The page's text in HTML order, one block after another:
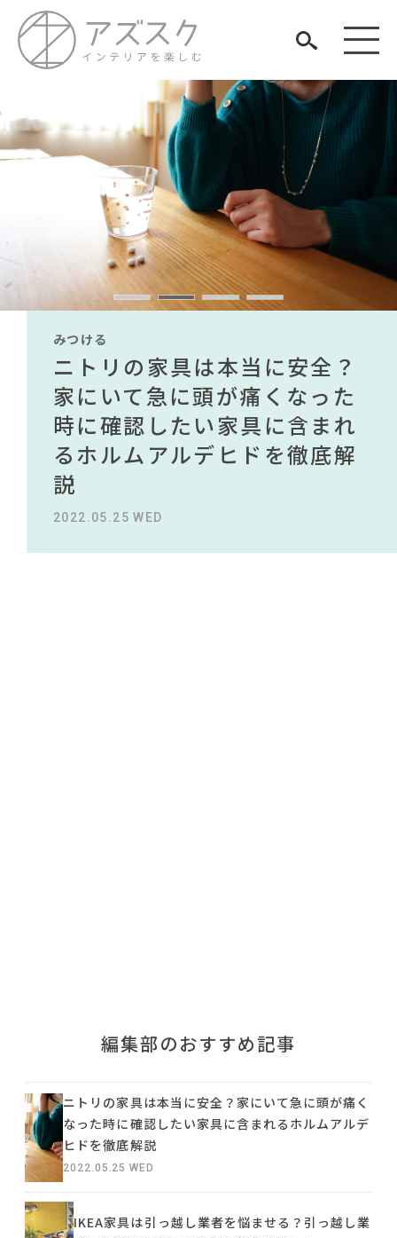
TAG LIST
#おすすめ#無印良品#大川家具
#大塚家具 #KEYUCA
#関家具#ACTUS
#MoMA#インテリアコーディネート#テーブル
#材木屋のおやじとせがれ#unico#良品計画 #一枚板
#ニトリ#照明#コメリ#オフィスチェア#展示会
#タンスのゲン#ソファ
#インテリアの法則 #テレワーク#IDÉE#チェア
#インダストリアルスタイル #田中みな実#中村アン
#ファニタメ
#インテリアスタイリングの法則
#2022 春ドラマ
#木図鑑#2022 夏ドラマ#間宮祥太朗#映画
見つける
知る
楽しむ
ARCHIVE
NEWS
ABOUT
みつける
無印で有名デザイナーのアイ
テムが手に入る？無印良品で
買える有名デザイナーがデザ
インしたインテリアを一挙紹
介
2022.10.24 MON
みつける
IKEA家具は引っ越し業者を悩
ませる？引っ越し業者に敬遠
されている理由を徹底解
説！！
2023.09.27 WED
みつける
ニトリの家具は本当に安全？
家にいて急に頭が痛くなった
時に確認したい家具に含まれ
るホルムアルデヒドを徹底解
説
2022.05.25 WED
みつける
【部屋をおしゃれにしたい人
必見】今話題のインテリアス
タイルから定番スタイルまで
紹介！おすすめインテリアス
タイル18選
2023.09.23 SAT
みつける
無印で有名デザイナーのアイ
テムが手に入る？無印良品で
買える有名デザイナーがデザ
インしたインテリアを一挙紹
介
2022.10.24 MON
みつける
IKEA家具は引っ越し業者を悩
ませる？引っ越し業者に敬遠
されている理由を徹底解
説！！
2023.09.27 WED
編集部のおすすめ記事
ニトリの家具は本当に安全？家にいて急に頭が痛く
なった時に確認したい家具に含まれるホルムアルデ
ヒドを徹底解説
2022.05.25 WED
IKEA家具は引っ越し業者を悩ませる？引っ越し業